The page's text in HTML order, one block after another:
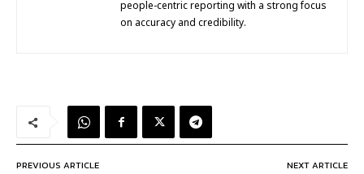
people-centric reporting with a strong focus
on accuracy and credibility.
PREVIOUS ARTICLE NEXT ARTICLE